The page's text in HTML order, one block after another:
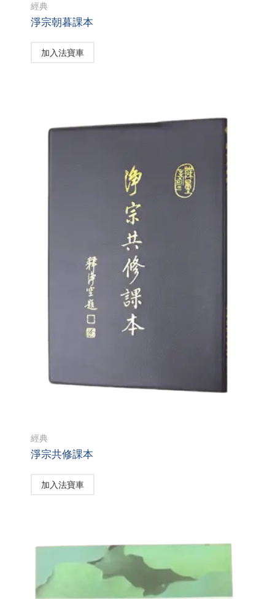
經典
淨宗朝暮課本
加入法寶車
經典
淨宗共修課本
加入法寶車